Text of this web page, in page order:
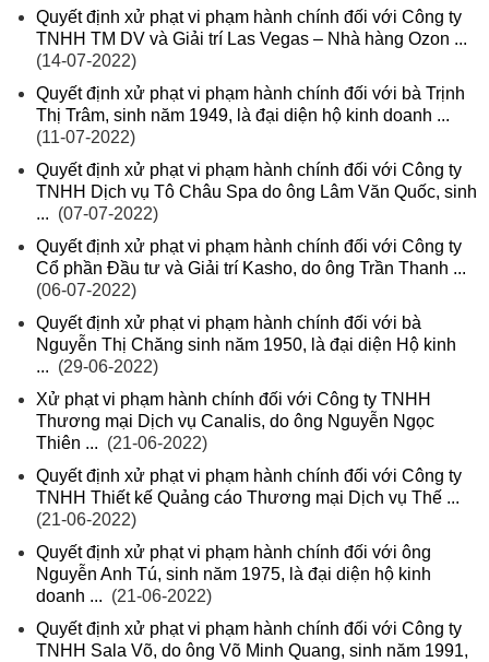
Quyết định xử phạt vi phạm hành chính đối với Công ty
TNHH TM DV và Giải trí Las Vegas – Nhà hàng Ozon ...
(14-07-2022)
Quyết định xử phạt vi phạm hành chính đối với bà Trịnh
Thị Trâm, sinh năm 1949, là đại diện hộ kinh doanh ...
(11-07-2022)
Quyết định xử phạt vi phạm hành chính đối với Công ty
TNHH Dịch vụ Tô Châu Spa do ông Lâm Văn Quốc, sinh
... (07-07-2022)
Quyết định xử phạt vi phạm hành chính đối với Công ty
Cổ phần Đầu tư và Giải trí Kasho, do ông Trần Thanh ...
(06-07-2022)
Quyết định xử phạt vi phạm hành chính đối với bà
Nguyễn Thị Chăng sinh năm 1950, là đại diện Hộ kinh
... (29-06-2022)
Xử phạt vi phạm hành chính đối với Công ty TNHH
Thương mại Dịch vụ Canalis, do ông Nguyễn Ngọc
Thiên ... (21-06-2022)
Quyết định xử phạt vi phạm hành chính đối với Công ty
TNHH Thiết kế Quảng cáo Thương mại Dịch vụ Thế ...
(21-06-2022)
Quyết định xử phạt vi phạm hành chính đối với ông
Nguyễn Anh Tú, sinh năm 1975, là đại diện hộ kinh
doanh ... (21-06-2022)
Quyết định xử phạt vi phạm hành chính đối với Công ty
TNHH Sala Võ, do ông Võ Minh Quang, sinh năm 1991,